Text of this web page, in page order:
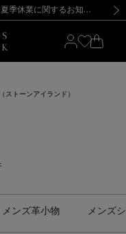
新規登録のお客様も対象！＜MY BARNEYS＞会員のお客様は11,000円（税込）以上のお買上げで常時送料無料！お買い物の際は会員登録を！
知らせ】(2026.8.7) 【オンラインストア カスタマーセンター夏季休業に関するお知らせ】（2026.8.7）
【夏季休業に伴う返品・交換承り一時停止のお知らせ】（2026.8.5）
荷物のお届けについて
内・ご注意事項 新規登録のお客様も対象！＜MY BARNEYS＞会員のお客様は11,000円（税込）以上のお買上げで常時送料無料！お買い物の際は会員登録を！
知らせ】(2026.8.7)
ストーンアイランド）
メンズ革小物 メンズ